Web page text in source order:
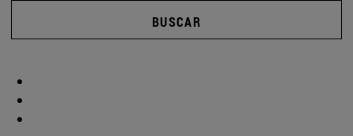
BUSCAR